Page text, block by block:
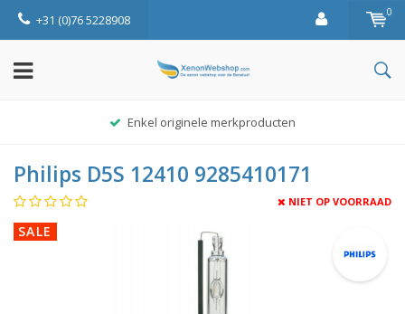
+31 (0)76 5228908 0
Enkel originele merkproducten
Philips D5S 12410 9285410171
NIET OP VOORRAAD
SALE